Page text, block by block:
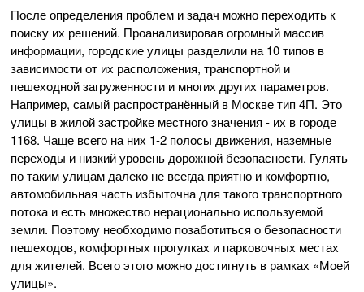
После определения проблем и задач можно переходить к
поиску их решений. Проанализировав огромный массив
информации, городские улицы разделили на 10 типов в
зависимости от их расположения, транспортной и
пешеходной загруженности и многих других параметров.
Например, самый распространённый в Москве тип 4П. Это
улицы в жилой застройке местного значения - их в городе
1168. Чаще всего на них 1-2 полосы движения, наземные
переходы и низкий уровень дорожной безопасности. Гулять
по таким улицам далеко не всегда приятно и комфортно,
автомобильная часть избыточна для такого транспортного
потока и есть множество нерационально используемой
земли. Поэтому необходимо позаботиться о безопасности
пешеходов, комфортных прогулках и парковочных местах
для жителей. Всего этого можно достигнуть в рамках «Моей
улицы».